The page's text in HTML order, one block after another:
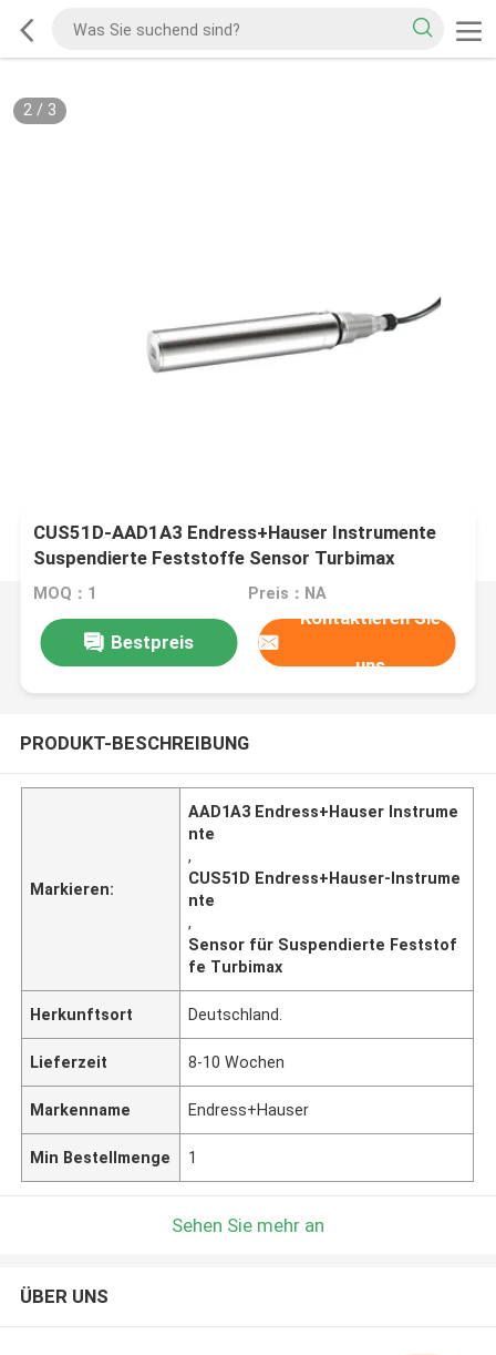
2/ 3
CUS51D-AAD1A3 Endress+Hauser Instrumente
Suspendierte Feststoffe Sensor Turbimax
CUS51D Kabellänge 7m
MOQ：1 Preis：NA
Bestpreis
Kontaktieren Sie
uns
PRODUKT-BESCHREIBUNG
Markieren:
AAD1A3 Endress+Hauser Instrume
nte
,
CUS51D Endress+Hauser-Instrume
nte
,
Sensor für Suspendierte Feststof
fe Turbimax
Herkunftsort Deutschland.
Lieferzeit 8-10 Wochen
Markenname Endress+Hauser
Min Bestellmenge 1
Sehen Sie mehr an
ÜBER UNS